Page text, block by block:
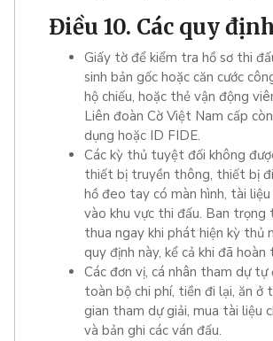
Điều 10. Các quy
Giấy tờ để kiểm tra hồ sơ thi
sinh bản gốc hoặc căn cước
hộ chiếu, hoặc thẻ vận động
Liên đoàn Cờ Việt Nam cấp
dụng hoặc ID FIDE.
Các kỳ thủ tuyệt đối không
thiết bị truyền thông, thiết bị
hồ đeo tay có màn hình, tài
vào khu vực thi đấu. Ban trọng
thua ngay khi phát hiện kỳ thủ
quy định này, kể cả khi đã hoàn
Các đơn vị, cá nhân tham dự tự
toàn bộ chi phí, tiền đi lại, ăn ở
gian tham dự giải, mua tài liệu
và bản ghi các ván đấu.